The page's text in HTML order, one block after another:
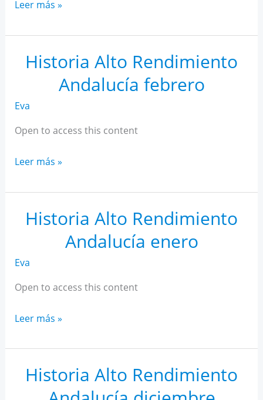
Historia
Rendimiento
Andalucía
marzo
Leer más »
Historia Alto Rendimiento
Andalucía febrero
Eva
Open to access this content
Historia
Rendimiento
Andalucía
febrero
Leer más »
Historia Alto Rendimiento
Andalucía enero
Eva
Open to access this content
Historia
Rendimiento
Andalucía
enero
Leer más »
Historia Alto Rendimiento